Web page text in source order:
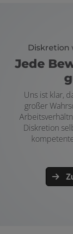
Diskretion
Jede
Uns ist klar,
großer
Diskretion